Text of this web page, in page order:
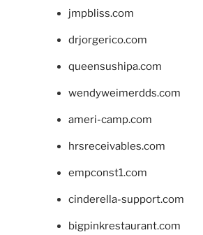
jmpbliss.com
drjorgerico.com
queensushipa.com
wendyweimerdds.com
ameri-camp.com
hrsreceivables.com
empconst1.com
cinderella-support.com
bigpinkrestaurant.com